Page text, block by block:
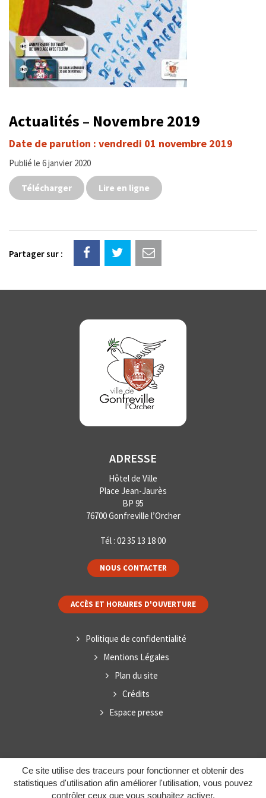
Ce site utilise des traceurs pour fonctionner et obtenir des
statistiques d'utilisation afin améliorer l'utilisation, vous pouvez
contrôler ceux que vous souhaitez activer.
Actualités – Novembre 2019
Date de parution : vendredi 01 novembre 2019
Publié le 6 janvier 2020
Télécharger Lire en ligne
Partager sur :
ADRESSE
Hôtel de Ville
Place Jean-Jaurès
BP 95
76700 Gonfreville l’Orcher
Tél : 02 35 13 18 00
NOUS CONTACTER
ACCÈS ET HORAIRES D'OUVERTURE
Politique de confidentialité
Mentions Légales
Plan du site
Crédits
Espace presse